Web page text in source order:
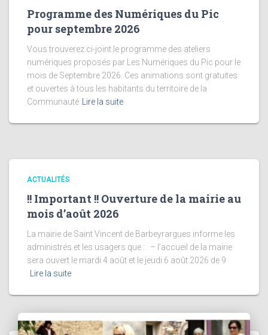
Programme des Numériques du Pic
pour septembre 2026
Vous trouverez ci-joint le programme des ateliers
numériques proposés par Les Numériques du Pic pour le
mois de Septembre 2026. Ces animations sont gratuites
et ouvertes à tous les habitants du territoire de la
Communauté Lire la suite
ACTUALITÉS
!! Important !! Ouverture de la mairie au
mois d’août 2026
La mairie de Saint Vincent de Barbeyrargues informe les
administrés et les usagers que : – l’accueil de la mairie
sera ouvert le mardi 4 août et le jeudi 6 août 2026 de 9
Lire la suite